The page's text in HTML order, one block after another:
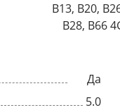
B13, B20,
B28, B66
Да
5.0